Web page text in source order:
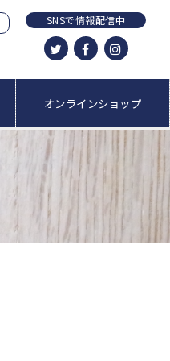
SNSで情報配信中
オンラインショップ